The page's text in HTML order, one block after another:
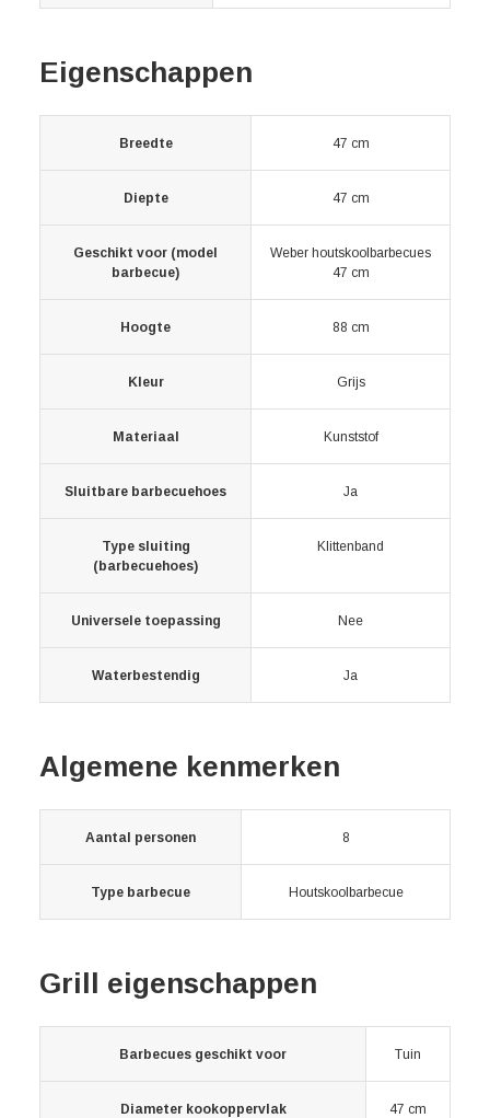
Eigenschappen
Breedte 47 cm
Diepte 47 cm
Geschikt voor (model
barbecue)
Weber houtskoolbarbecues
47 cm
Hoogte 88 cm
Kleur Grijs
Materiaal Kunststof
Sluitbare barbecuehoes Ja
Type sluiting
(barbecuehoes)
Klittenband
Universele toepassing Nee
Waterbestendig Ja
Algemene kenmerken
Aantal personen 8
Type barbecue Houtskoolbarbecue
Grill eigenschappen
Barbecues geschikt voor Tuin
Diameter kookoppervlak 47 cm